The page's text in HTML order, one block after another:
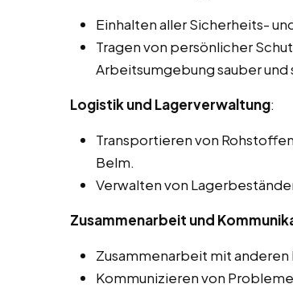
Einhalten aller Sicherheits-
Tragen von persönlicher
Arbeitsumgebung sauber und
Logistik und Lagerverwaltung:
Transportieren von
Belm.
Verwalten von
Zusammenarbeit und
Zusammenarbeit mit
Kommunizieren von